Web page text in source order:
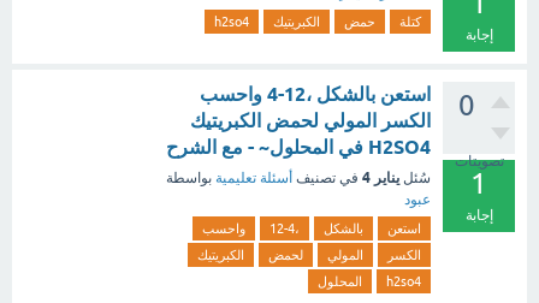
إجابة
كتلة حمض الكبريتيك h2so4
0
تصويتات
1
إجابة
استعن بالشكل ،12-4 واحسب
الكسر المولي لحمض الكبريتيك
H2SO4 في المحلول~ - مع الشرح
سُئل يناير 4 في تصنيف أسئلة تعليمية بواسطة
عبود
استعن بالشكل ،12-4
واحسب
الكسر
المولي لحمض
الكبريتيك
h2so4
المحلول